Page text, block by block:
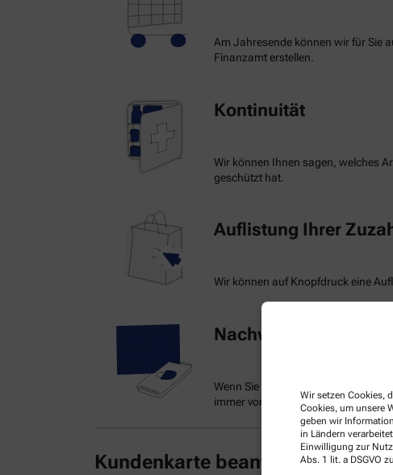
Wir setzen Cookies,
Cookies, um unsere
geben wir
in Ländern
Einwilligung zur
Abs. 1 lit. a DSGVO
Am Jahresende können wir für Sie
Finanzamt erstellen.
Kontinuität
Wir können Ihnen sagen, welches
geschützt hat.
Auflistung Ihrer
Wir können auf Knopfdruck eine
Nachweis Ihrer
Wenn Sie einen Ausweis über die
immer vorzeigen.
Kundenkarte beantragen